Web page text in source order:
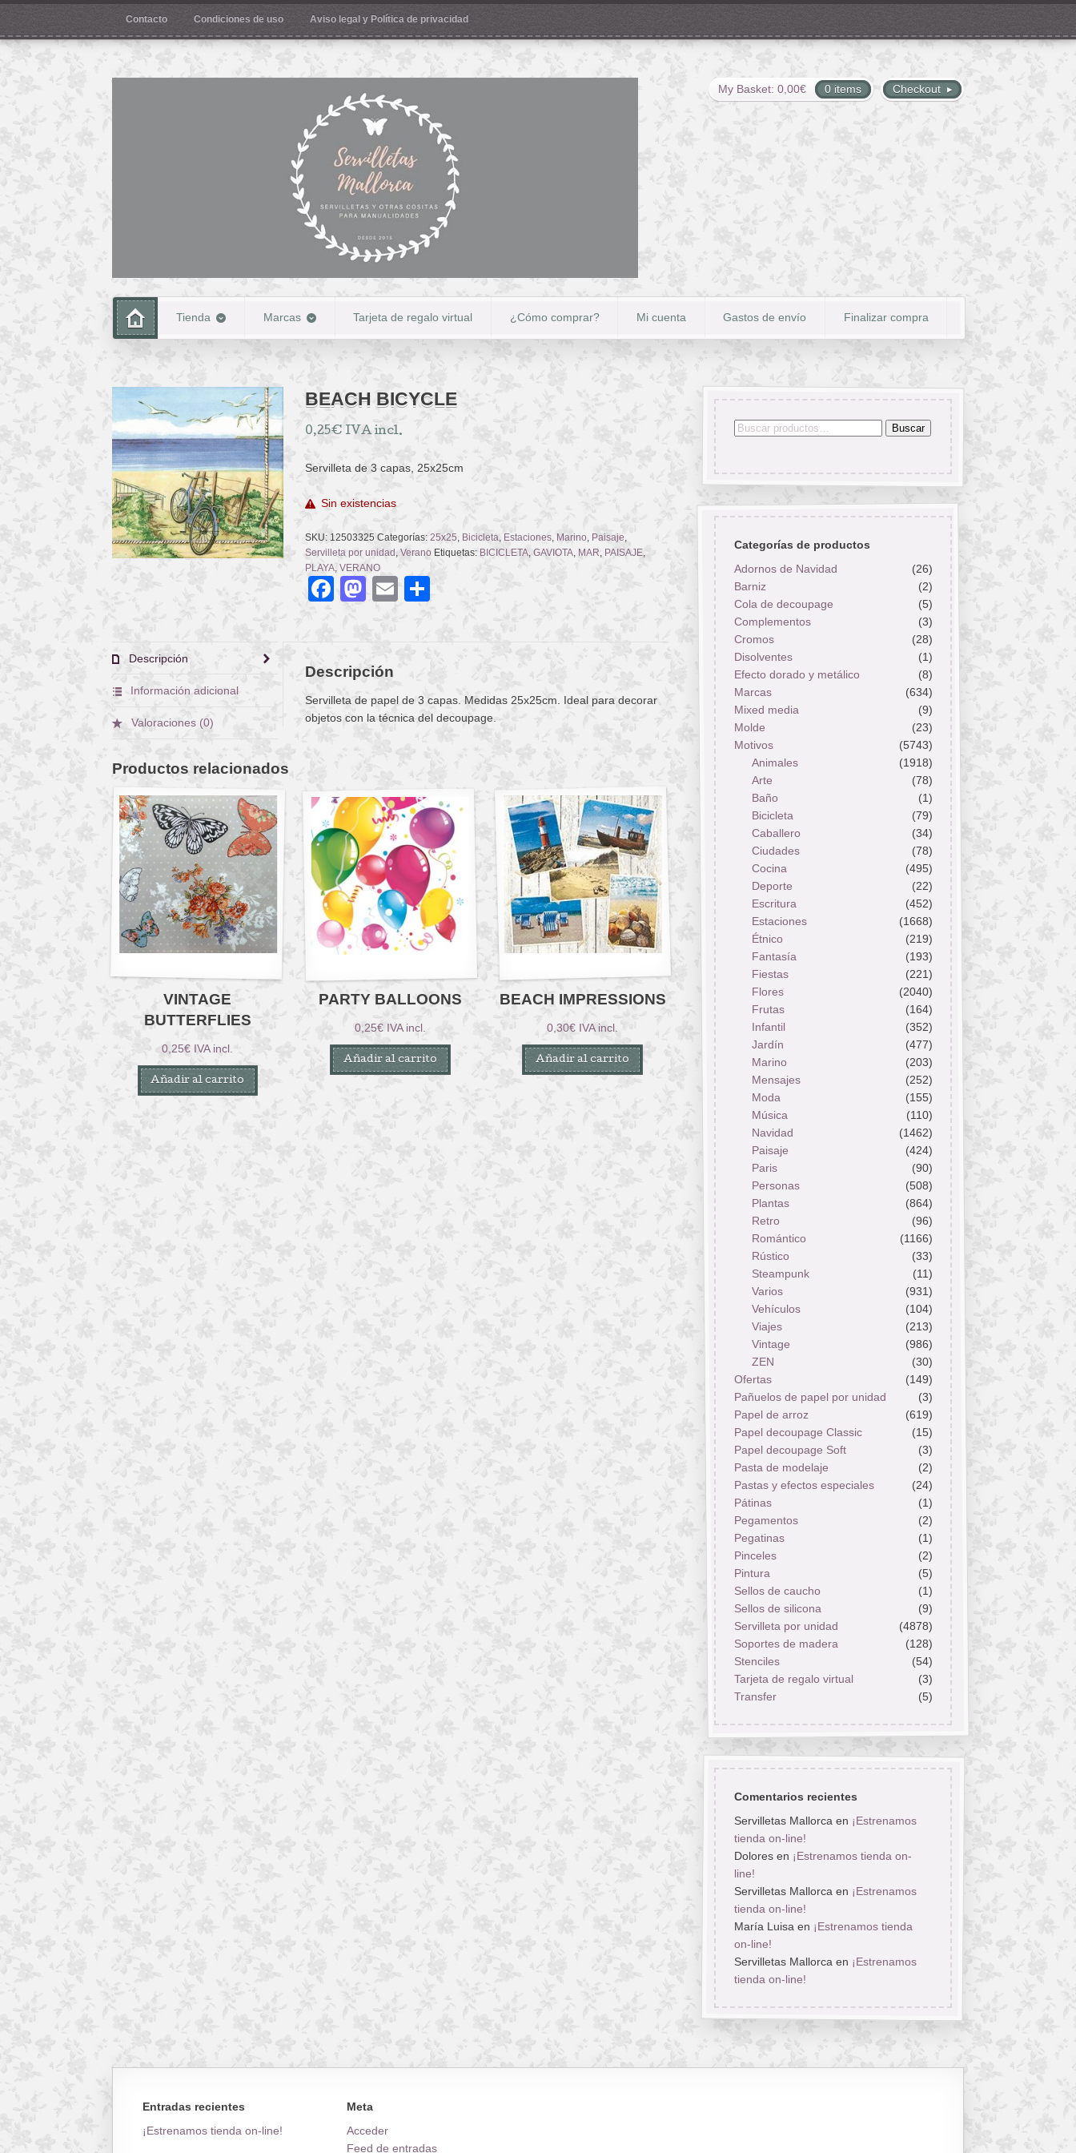
Contacto Condiciones de uso Aviso legal y Política de privacidad
Checkout
My Basket: 0,00€ 0 items
Tienda Marcas Tarjeta de regalo virtual ¿Cómo comprar? Mi cuenta Gastos de envío Finalizar compra
BEACH BICYCLE
0,25€ IVA incl.
Servilleta de 3 capas, 25x25cm
Sin existencias
SKU: 12503325 Categorías: 25x25 Bicicleta Estaciones, Marino Paisaje
Servilleta por unidad Verano Etiquetas: BICICLETA, GAVIOTA, MAR PAISAJE,
PLAYA, VERANO
Facebook
Mastodon
Email
Descripción
Información adicional
Valoraciones (0)
Descripción
Servilleta de papel de 3 capas. Medidas 25x25cm. Ideal para decorar
objetos con la técnica del decoupage.
Productos relacionados
VINTAGE
BUTTERFLIES
0,25€ IVA incl.
Añadir al carrito
PARTY BALLOONS
0,25€ IVA incl.
Añadir al carrito
BEACH IMPRESSIONS
0,30€ IVA incl.
Añadir al carrito
Buscar
Buscar
Categorías de productos
Adornos de Navidad
(26)
Barniz
(2)
Cola de decoupage
(5)
Complementos
(3)
Cromos
(28)
Disolventes
(1)
Efecto dorado y metálico
(8)
Marcas
(634)
Mixed media
(9)
Molde
(23)
Motivos
(5743)
Animales
(1918)
Arte
(78)
Baño
(1)
Bicicleta
(79)
Caballero
(34)
Ciudades
(78)
Cocina
(495)
Deporte
(22)
Escritura
(452)
Estaciones
(1668)
Étnico
(219)
Fantasía
(193)
Fiestas
(221)
Flores
(2040)
Frutas
(164)
Infantil
(352)
Jardín
(477)
Marino
(203)
Mensajes
(252)
Moda
(155)
Música
(110)
Navidad
(1462)
Paisaje
(424)
Paris
(90)
Personas
(508)
Plantas
(864)
Retro
(96)
Romántico
(1166)
Rústico
(33)
Steampunk
(11)
Varios
(931)
Vehículos
(104)
Viajes
(213)
Vintage
(986)
ZEN
(30)
Ofertas
(149)
Pañuelos de papel por unidad
(3)
Papel de arroz
(619)
Papel decoupage Classic
(15)
Papel decoupage Soft
(3)
Pasta de modelaje
(2)
Pastas y efectos especiales
(24)
Pátinas
(1)
Pegamentos
(2)
Pegatinas
(1)
Pinceles
(2)
Pintura
(5)
Sellos de caucho
(1)
Sellos de silicona
(9)
Servilleta por unidad
(4878)
Soportes de madera
(128)
Stenciles
(54)
Tarjeta de regalo virtual
(3)
Transfer
(5)
Comentarios recientes
Servilletas Mallorcaen ¡Estrenamos
tienda on-line!
Doloresen ¡Estrenamos tienda on-
line!
Servilletas Mallorcaen ¡Estrenamos
tienda on-line!
María Luisaen ¡Estrenamos tienda
on-line!
Servilletas Mallorcaen ¡Estrenamos
tienda on-line!
Entradas recientes
¡Estrenamos tienda on-line!
Meta
Acceder
Feed de entradas